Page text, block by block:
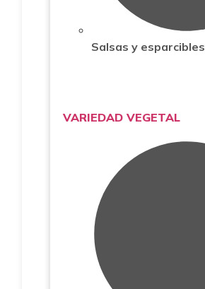
Salsas y esparcibles
VARIEDAD VEGETAL